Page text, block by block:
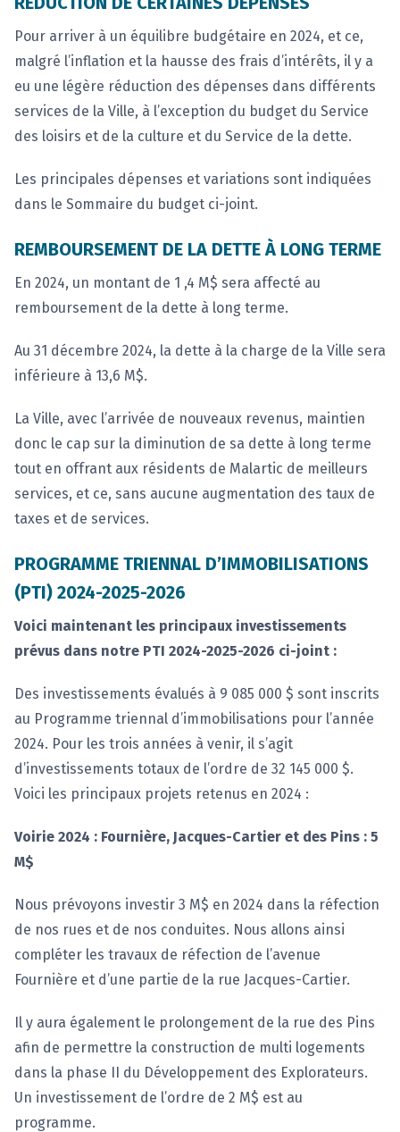
Pour arriver à un équilibre budgétaire en 2024, et ce,
malgré l’inflation et la hausse des frais d’intérêts, il y a
eu une légère réduction des dépenses dans différents
services de la Ville, à l’exception du budget du Service
des loisirs et de la culture et du Service de la dette.
Les principales dépenses et variations sont indiquées
dans le Sommaire du budget ci-joint.
REMBOURSEMENT DE LA DETTE À LONG TERME
En 2024, un montant de 1 ,4 M$ sera affecté au
remboursement de la dette à long terme.
Au 31 décembre 2024, la dette à la charge de la Ville sera
inférieure à 13,6 M$.
La Ville, avec l’arrivée de nouveaux revenus, maintien
donc le cap sur la diminution de sa dette à long terme
tout en offrant aux résidents de Malartic de meilleurs
services, et ce, sans aucune augmentation des taux de
taxes et de services.
PROGRAMME TRIENNAL D’IMMOBILISATIONS
(PTI) 2024-2025-2026
Voici maintenant les principaux investissements
prévus dans notre PTI 2024-2025-2026 ci-joint :
Des investissements évalués à 9 085 000 $ sont inscrits
au Programme triennal d’immobilisations pour l’année
2024. Pour les trois années à venir, il s’agit
d’investissements totaux de l’ordre de 32 145 000 $.
Voici les principaux projets retenus en 2024 :
Voirie 2024 : Fournière, Jacques-Cartier et des Pins : 5
M$
Nous prévoyons investir 3 M$ en 2024 dans la réfection
de nos rues et de nos conduites. Nous allons ainsi
compléter les travaux de réfection de l’avenue
Fournière et d’une partie de la rue Jacques-Cartier.
Il y aura également le prolongement de la rue des Pins
afin de permettre la construction de multi logements
dans la phase II du Développement des Explorateurs.
Un investissement de l’ordre de 2 M$ est au
programme.